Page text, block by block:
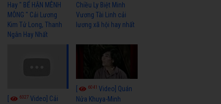
Hay " BỂ HẬN MÊNH
MÔNG " Cải Lương
Kim Tử Long, Thanh
Ngân Hay Nhất
Chiều Ly Biệt Minh
Vương Tài Linh cải
lương xã hội hay nhất
6327 Video] Cải
6041Video] Quán
Nửa Khuya-Minh